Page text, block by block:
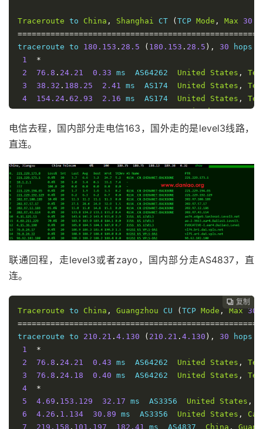
Traceroute to China , Shanghai CT ( TCP Mode , Max 30
traceroute to 180.153 . 28.5 ( 180.153 . 28.5 ), 30 hops
1
*
2
76.8 . 24.21 0.33 ms  AS64262 United States ,
3
38.32 . 188.25 2.41 ms  AS174 United States ,
4
154.24 . 62.93 2.16 ms  AS174 United States ,
5
154.54.46.217 2.11 ms  AS174 United States,
6
154.54.3.134 12.33 ms  AS174 United States,
7
8
9
154.54.44.141 45.94 ms  AS174 United States,
10
154.54. 43.14 46.13 ms  AS174 United
11
38.104 138.106 46.99 ms  AS174 United
12
*
13
202.97 33.125 179.82 ms  AS4134 China,
14
*
15
61.152.24.233 209.82 ms  AS4812 China,
16
*
17
124.74. 232.54 205.21 ms  AS4811 China
18
Beijing Mode
. 128.9
United States
United
States
电信去程，国内部分走电信163，国外走的是level3线路，
直连。
联通回程，走level3或者zayo，国内部分走AS4837，直
连。
 复制
 复制
 复制
 复制
Traceroute to China , Guangzhou CU ( TCP Mode , Max 30
traceroute to 210.21 . 4.130 ( 210.21 . 4.130 ), 30 hops
1
*
2
76.8 . 24.21 0.43 ms  AS64262 United States ,
3
76.8 . 24.18 0.40 ms  AS64262 United States ,
4
*
5
4.69 . 153.129 32.17 ms  AS3356 United States ,
6
4.26 . 1.134 30.89 ms  AS3356 United States ,
7
219.158 . 101.197 182.41 ms  AS4837 China ,